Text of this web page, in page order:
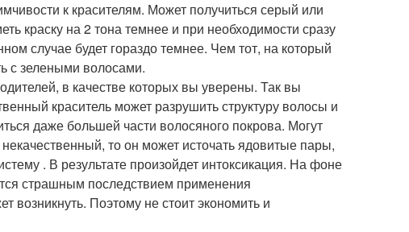
к красителям. Может получиться серый или
краску на 2 тона темнее и при необходимости сразу
случае будет гораздо темнее. Чем тот, на который
с зелеными волосами.
в качестве которых вы уверены. Так вы
краситель может разрушить структуру волосы и
даже большей части волосяного покрова. Могут
то он может источать ядовитые пары,
. В результате произойдет интоксикация. На фоне
страшным последствием применения
возникнуть. Поэтому не стоит экономить и